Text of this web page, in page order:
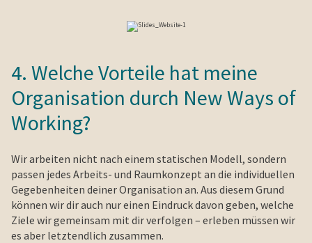
4. Welche Vorteile hat meine
Organisation durch New Ways of
Working?
Wir arbeiten nicht nach einem statischen Modell, sondern
passen jedes Arbeits- und Raumkonzept an die individuellen
Gegebenheiten deiner Organisation an. Aus diesem Grund
können wir dir auch nur einen Eindruck davon geben, welche
Ziele wir gemeinsam mit dir verfolgen – erleben müssen wir
es aber letztendlich zusammen.